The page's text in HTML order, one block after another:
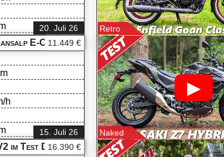
20. Juli 26 Retro
Honda XL 750 Transalp E-Clutch im Test Honda -XL 750 Transalp
15. Juli 26
11.449 €
h
▶
Naked
im Test Ducati - Desert X
16.390 €